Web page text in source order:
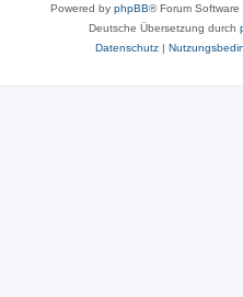
Powered by phpBB® Forum
Deutsche Übersetzung durch
Datenschutz|